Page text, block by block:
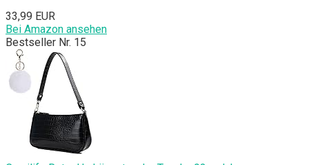
33,99 EUR
Bei Amazon ansehen
Bestseller Nr. 15